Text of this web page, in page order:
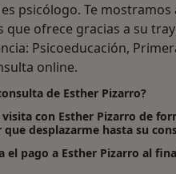
psicólogo. Te mostramos
que ofrece gracias a su
Psicoeducación,
online.
de Esther Pizarro?
visita con Esther Pizarro de
desplazarme hasta su
el pago a Esther Pizarro al